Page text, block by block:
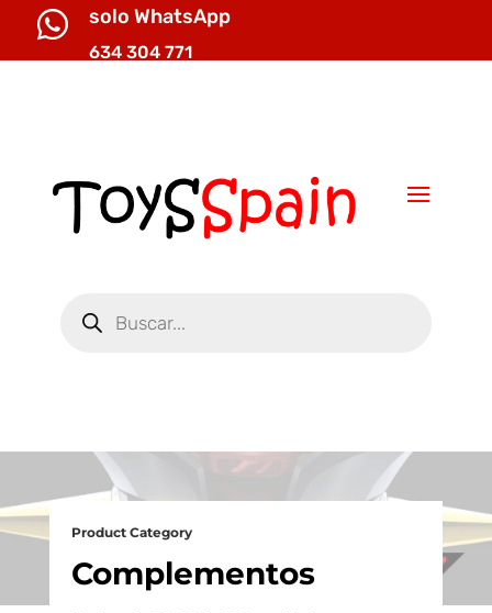
 solo WhatsApp
634 304 771
productos
Product Category
Complementos